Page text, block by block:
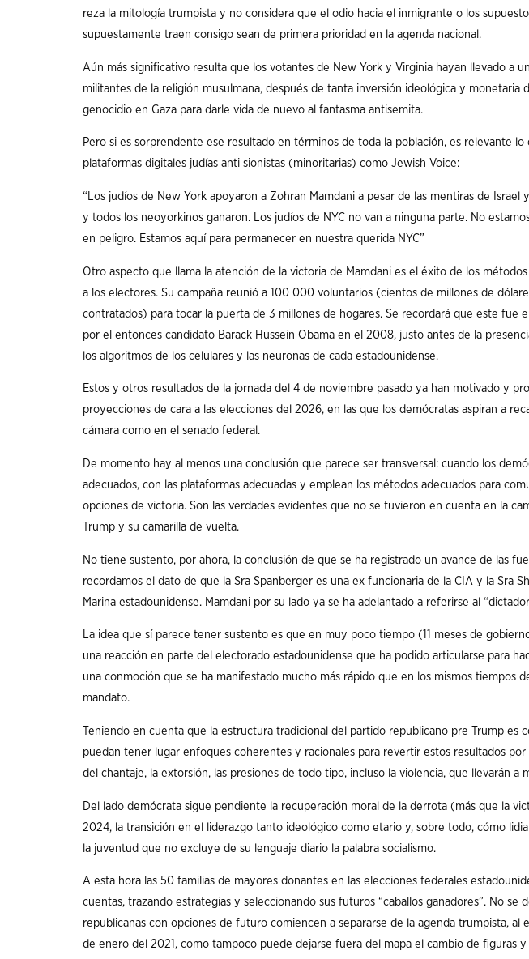
reza la mitología trumpista y no considera que el odio hacia el inmigrante o los
supuestamente traen consigo sean de primera prioridad en la agenda nacional.
Aún más significativo resulta que los votantes de New York y Virginia hayan llevado a
militantes de la religión musulmana, después de tanta inversión ideológica y monetaria
genocidio en Gaza para darle vida de nuevo al fantasma antisemita.
Pero si es sorprendente ese resultado en términos de toda la población, es relevante lo
plataformas digitales judías anti sionistas (minoritarias) como Jewish Voice:
“Los judíos de New York apoyaron a Zohran Mamdani a pesar de las mentiras de Israel
y todos los neoyorkinos ganaron. Los judíos de NYC no van a ninguna parte. No
en peligro. Estamos aquí para permanecer en nuestra querida NYC”
Otro aspecto que llama la atención de la victoria de Mamdani es el éxito de los
a los electores. Su campaña reunió a 100 000 voluntarios (cientos de millones de
contratados) para tocar la puerta de 3 millones de hogares. Se recordará que este fue
por el entonces candidato Barack Hussein Obama en el 2008, justo antes de la
los algoritmos de los celulares y las neuronas de cada estadounidense.
Estos y otros resultados de la jornada del 4 de noviembre pasado ya han motivado y
proyecciones de cara a las elecciones del 2026, en las que los demócratas aspiran a
cámara como en el senado federal.
De momento hay al menos una conclusión que parece ser transversal: cuando los
adecuados, con las plataformas adecuadas y emplean los métodos adecuados para
opciones de victoria. Son las verdades evidentes que no se tuvieron en cuenta en la
Trump y su camarilla de vuelta.
No tiene sustento, por ahora, la conclusión de que se ha registrado un avance de las
recordamos el dato de que la Sra Spanberger es una ex funcionaria de la CIA y la Sra
Marina estadounidense. Mamdani por su lado ya se ha adelantado a referirse al
La idea que sí parece tener sustento es que en muy poco tiempo (11 meses de
una reacción en parte del electorado estadounidense que ha podido articularse para
una conmoción que se ha manifestado mucho más rápido que en los mismos tiempos
mandato.
Teniendo en cuenta que la estructura tradicional del partido republicano pre Trump es
puedan tener lugar enfoques coherentes y racionales para revertir estos resultados
del chantaje, la extorsión, las presiones de todo tipo, incluso la violencia, que llevarán a
Del lado demócrata sigue pendiente la recuperación moral de la derrota (más que la
2024, la transición en el liderazgo tanto ideológico como etario y, sobre todo, cómo
la juventud que no excluye de su lenguaje diario la palabra socialismo.
A esta hora las 50 familias de mayores donantes en las elecciones federales
cuentas, trazando estrategias y seleccionando sus futuros “caballos ganadores”. No se
republicanas con opciones de futuro comiencen a separarse de la agenda trumpista, al
de enero del 2021, como tampoco puede dejarse fuera del mapa el cambio de figuras y